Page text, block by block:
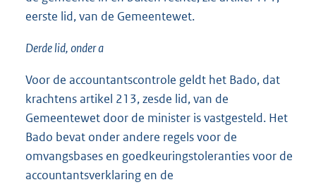
eerste lid, van de Gemeentewet.
Derde lid, onder a
Voor de accountantscontrole geldt het Bado, dat
krachtens artikel 213, zesde lid, van de
Gemeentewet door de minister is vastgesteld. Het
Bado bevat onder andere regels voor de
omvangsbases en goedkeuringstoleranties voor de
accountantsverklaring en de